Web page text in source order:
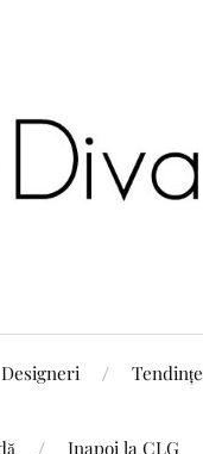
Designeri Tendințe
Inapoi la CLG